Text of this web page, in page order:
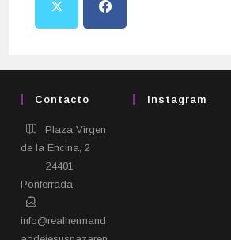
Contacto
Plaza Virgen
de la Encina, 2
24401
Ponferrada​
info@realhermand
Instagram